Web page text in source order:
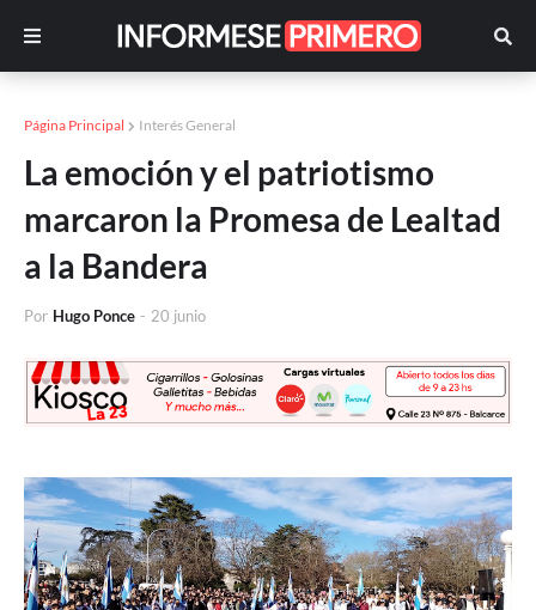
Página Principal Interés General
La emoción y el patriotismo
marcaron la Promesa de Lealtad
a la Bandera
Por Hugo Ponce - 20 junio